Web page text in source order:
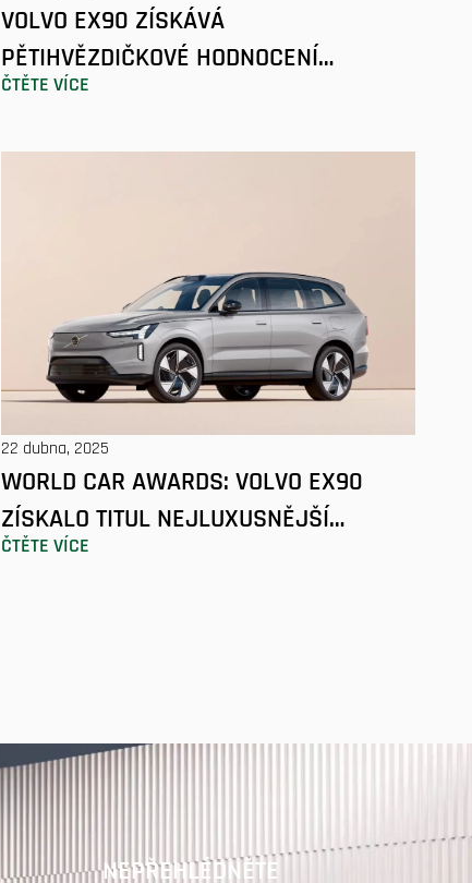
VOLVO EX90 ZÍSKÁVÁ
PĚTIHVĚZDIČKOVÉ HODNOCENÍ
V BEZPEČNOSTNÍCH TESTECH EURO
ČTĚTE VÍCE
22 dubna, 2025
WORLD CAR AWARDS: VOLVO EX90
ZÍSKALO TITUL NEJLUXUSNĚJŠÍ
SVĚTOVÝ VŮZ
ČTĚTE VÍCE
NEPŘEHLÉDNĚTE